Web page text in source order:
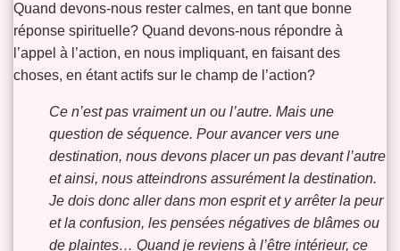
Quand devons-nous rester calmes, en tant que bonne
réponse spirituelle? Quand devons-nous répondre à
l’appel à l’action, en nous impliquant, en faisant des
choses, en étant actifs sur le champ de l’action?
Ce n’est pas vraiment un ou l’autre. Mais une
question de séquence. Pour avancer vers une
destination, nous devons placer un pas devant l’autre
et ainsi, nous atteindrons assurément la destination.
Je dois donc aller dans mon esprit et y arrêter la peur
et la confusion, les pensées négatives de blâmes ou
de plaintes… Quand je reviens à l’être intérieur, ce